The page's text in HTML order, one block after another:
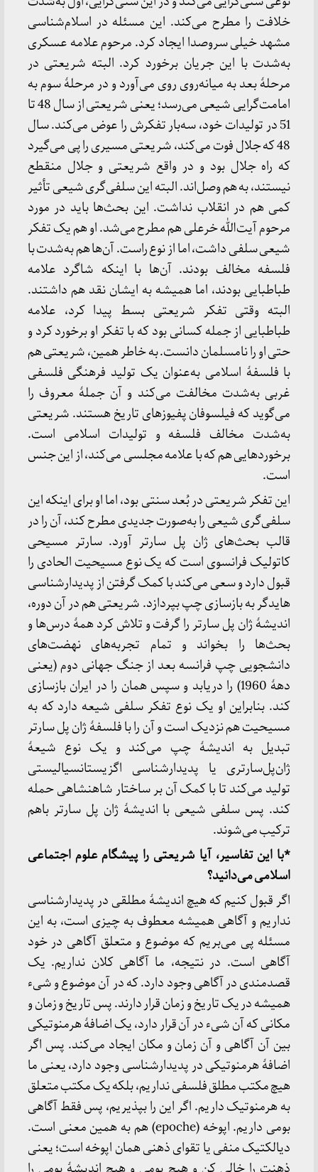
خلافت را مطرح می‌کند. این مسئله در اسلام‌شناسی
مشهد خیلی سروصدا ایجاد کرد. مرحوم علامه عسکری
به‌شدت با این جریان برخورد کرد. البته شریعتی در
مرحلۀ بعد به میانه‌روی روی می‌آورد و در مرحلۀ سوم به
امامت‌گرایی شیعی می‌رسد؛ یعنی شریعتی از سال 48 تا
51 در تولیدات خود، سه‌بار تفکرش را عوض می‌کند. سال
48 که جلال فوت می‌کند، شریعتی مسیری را پی می‌گیرد
که راه جلال بود و در واقع شریعتی و جلال منقطع
نیستند، به هم وصل‌اند. البته این سلفی‌گری شیعی تأثیر
کمی هم در انقلاب نداشت. این بحث‌ها باید در مورد
مرحوم آیت‌الله خرعلی هم مطرح می‌شد. او هم یک تفکر
شیعی سلفی داشت، اما از نوع راست. آن‌ها هم به‌شدت با
فلسفه مخالف بودند. آن‌ها با اینکه شاگرد علامه
طباطبایی بودند، اما همیشه به ایشان نقد هم داشتند.
البته وقتی تفکر شریعتی بسط پیدا کرد، علامه
طباطبایی از جمله کسانی بود که با تفکر او برخورد کرد و
حتی او را نامسلمان دانست. به خاطر همین، شریعتی هم
با فلسفۀ اسلامی به‌عنوان یک تولید فرهنگی فلسفی
غربی به‌شدت مخالفت می‌کند و آن جملۀ معروف را
می‌گوید که فیلسوفان پفیوزهای تاریخ هستند. شریعتی
به‌شدت مخالف فلسفه و تولیدات اسلامی است.
برخوردهایی هم که با علامه مجلسی می‌کند، از این جنس
است.
این تفکر شریعتی در بُعد سنتی بود، اما او برای اینکه این
سلفی‌گری شیعی را به‌صورت جدیدی مطرح کند، آن را در
قالب بحث‌های ژان پل سارتر آورد. سارتر مسیحی
کاتولیک فرانسوی است که یک نوع مسیحیت الحادی را
قبول دارد و سعی می‌کند با کمک گرفتن از پدیدارشناسی
هایدگر به بازسازی چپ بپردازد. شریعتی هم در آن دوره،
اندیشۀ ژان پل سارتر را گرفت و تلاش کرد همۀ درس‌ها و
بحث‌ها را بخواند و تمام تجربه‌های نهضت‌های
دانشجویی چپ فرانسه بعد از جنگ جهانی دوم (یعنی
دهۀ 1960) را دریابد و سپس همان را در ایران بازسازی
کند. بنابراین او یک نوع تفکر سلفی شیعه دارد که به
مسیحیت هم نزدیک است و آن را با فلسفۀ ژان پل سارتر
تبدیل به اندیشۀ چپ می‌کند و یک نوع شیعۀ
ژان‌پل‌سارتری یا پدیدارشناسی اگزیستانسیالیستی
تولید می‌کند تا با کمک آن بر ساختار شاهنشاهی حمله
کند. پس سلفی شیعی با اندیشۀ ژان پل سارتر باهم
ترکیب می‌شوند.
*با این تفاسیر، آیا شریعتی را پیشگام علوم اجتماعی
اسلامی می‌دانید؟
اگر قبول کنیم که هیچ اندیشۀ مطلقی در پدیدارشناسی
نداریم و آگاهی همیشه معطوف به چیزی است، به این
مسئله پی می‌بریم که موضوع و متعلق آگاهی در خود
آگاهی است. در نتیجه، ما آگاهی کلان نداریم. یک
قصدمندی در آگاهی وجود دارد. که در آن موضوع و شیء
همیشه در یک تاریخ و زمان قرار دارند. پس تاریخ و زمان و
مکانی که آن شیء در آن قرار دارد، یک اضافۀ هرمنوتیکی
بین آن آگاهی و آن زمان و مکان ایجاد می‌کند. پس اگر
اضافۀ هرمنوتیکی در پدیدارشناسی وجود دارد، یعنی ما
هیچ مکتب مطلق فلسفی نداریم، بلکه یک مکتب متعلق
به هرمنوتیک داریم. اگر این را بپذیریم، پس فقط آگاهی
بومی داریم. اپوخه (epoche) هم به همین معنی است.
دیالکتیک منفی یا تقوای ذهنی همان اپوخه است؛ یعنی